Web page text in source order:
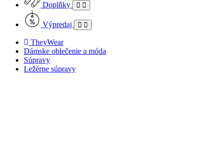
Doplňky
Výpredaj
TheyWear
Dámske oblečenie a móda
Súpravy
Ležérne súpravy